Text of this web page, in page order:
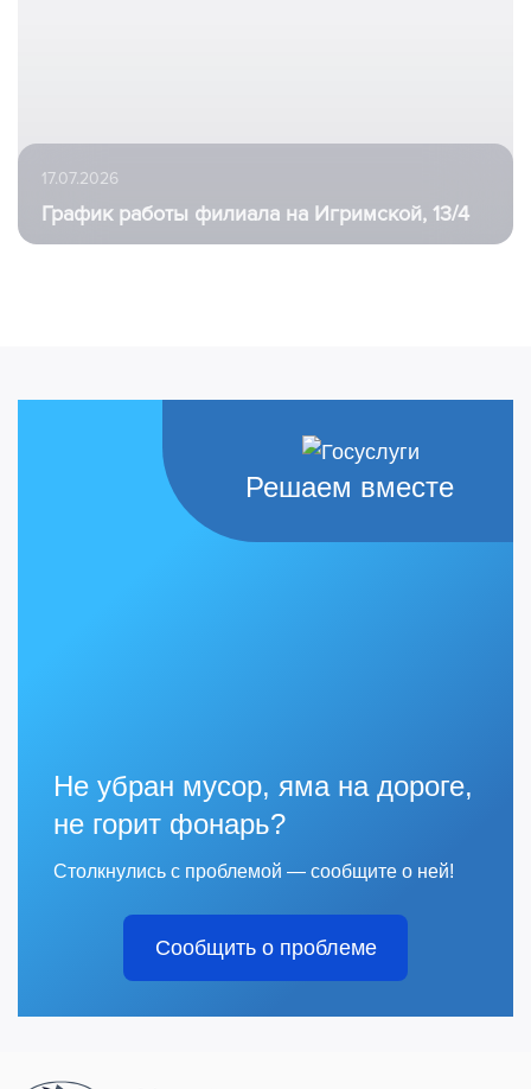
17.07.2026
График работы филиала на Игримской, 13/4
Решаем вместе
Не убран мусор, яма на дороге,
не горит фонарь?
Столкнулись с проблемой — сообщите о ней!
Сообщить о проблеме